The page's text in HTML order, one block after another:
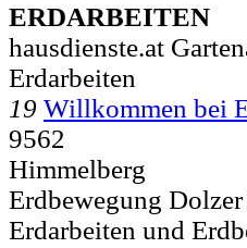
ERDARBEITEN
hausdienste.at
Erdarbeiten
19 Willkommen bei
9562
Himmelberg
Erdbewegung
Erdarbeiten und